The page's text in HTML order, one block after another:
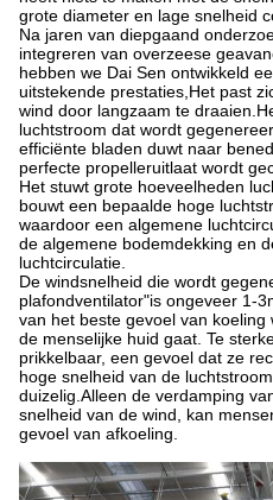
grote diameter en lage snelheid
Na jaren van diepgaand
integreren van overzeese
hebben we Dai Sen ontwikkeld
uitstekende prestaties,Het past
wind door langzaam te
luchtstroom dat wordt
efficiënte bladen duwt naar
perfecte propelleruitlaat wordt
Het stuwt grote hoeveelheden
bouwt een bepaalde hoge
waardoor een algemene
de algemene bodemdekking en
luchtcirculatie.
De windsnelheid die wordt
plafondventilator"is ongeveer 1-
van het beste gevoel van
de menselijke huid gaat. Te
prikkelbaar, een gevoel dat ze
hoge snelheid van de
duizelig.Alleen de verdamping
snelheid van de wind, kan
gevoel van afkoeling.